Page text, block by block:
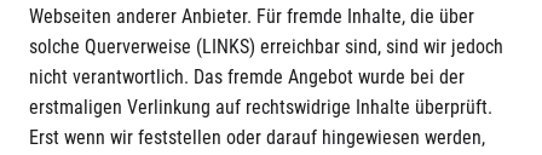
Webseiten anderer Anbieter. Für fremde Inhalte, die über
solche Querverweise (LINKS) erreichbar sind, sind wir jedoch
nicht verantwortlich. Das fremde Angebot wurde bei der
erstmaligen Verlinkung auf rechtswidrige Inhalte überprüft.
Erst wenn wir feststellen oder darauf hingewiesen werden,